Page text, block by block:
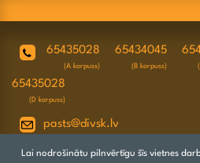
65435028
(A korpuss)
65434045
(B korpuss)
65435028
(D korpuss)
pasts@divsk.lv
Juridiskā adrese: Daugavpils,
Lai nodrošinātu pilnvērtīgu šīs vietnes